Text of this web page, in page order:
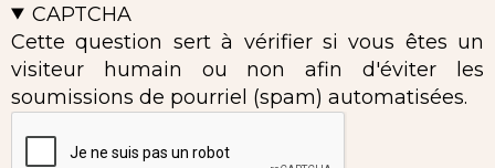
CAPTCHA
Cette question sert à vérifier si vous êtes un
visiteur humain ou non afin d'éviter les
soumissions de pourriel (spam) automatisées.